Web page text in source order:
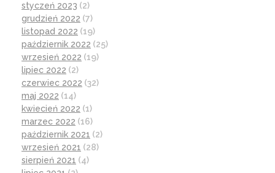
styczeń 2023 (2)
grudzień 2022 (7)
listopad 2022 (19)
październik 2022 (25)
wrzesień 2022 (19)
lipiec 2022 (2)
czerwiec 2022 (32)
maj 2022 (14)
kwiecień 2022 (1)
marzec 2022 (16)
październik 2021 (2)
wrzesień 2021 (28)
sierpień 2021 (4)